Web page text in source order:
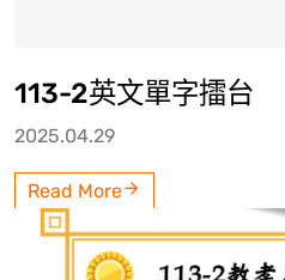
113-2英文單字擂台
2025.04.29
Read More